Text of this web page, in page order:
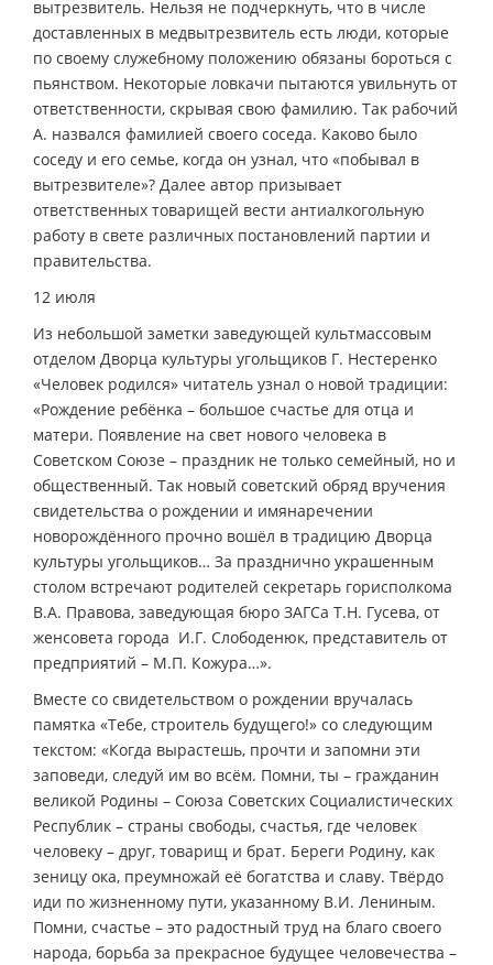
вытрезвитель. Нельзя не подчеркнуть, что в числе
доставленных в медвытрезвитель есть люди, которые
по своему служебному положению обязаны бороться с
пьянством. Некоторые ловкачи пытаются увильнуть от
ответственности, скрывая свою фамилию. Так рабочий
А. назвался фамилией своего соседа. Каково было
соседу и его семье, когда он узнал, что «побывал в
вытрезвителе»? Далее автор призывает
ответственных товарищей вести антиалкогольную
работу в свете различных постановлений партии и
правительства.
12 июля
Из небольшой заметки заведующей культмассовым
отделом Дворца культуры угольщиков Г. Нестеренко
«Человек родился» читатель узнал о новой традиции:
«Рождение ребёнка – большое счастье для отца и
матери. Появление на свет нового человека в
Советском Союзе – праздник не только семейный, но и
общественный. Так новый советский обряд вручения
свидетельства о рождении и имянаречении
новорождённого прочно вошёл в традицию Дворца
культуры угольщиков… За празднично украшенным
столом встречают родителей секретарь горисполкома
В.А. Правова, заведующая бюро ЗАГСа Т.Н. Гусева, от
женсовета города ­ И.Г. Слободенюк, представитель от
предприятий – М.П. Кожура…».
Вместе со свидетельством о рождении вручалась
памятка «Тебе, строитель будущего!» со следующим
текстом: «Когда вырастешь, прочти и запомни эти
заповеди, следуй им во всём. Помни, ты – гражданин
великой Родины – Союза Советских Социалистических
Республик – страны свободы, счастья, где человек
человеку – друг, товарищ и брат. Береги Родину, как
зеницу ока, преумножай её богатства и славу. Твёрдо
иди по жизненному пути, указанному В.И. Лениным.
Помни, счастье – это радостный труд на благо своего
народа, борьба за прекрасное будущее человечества –